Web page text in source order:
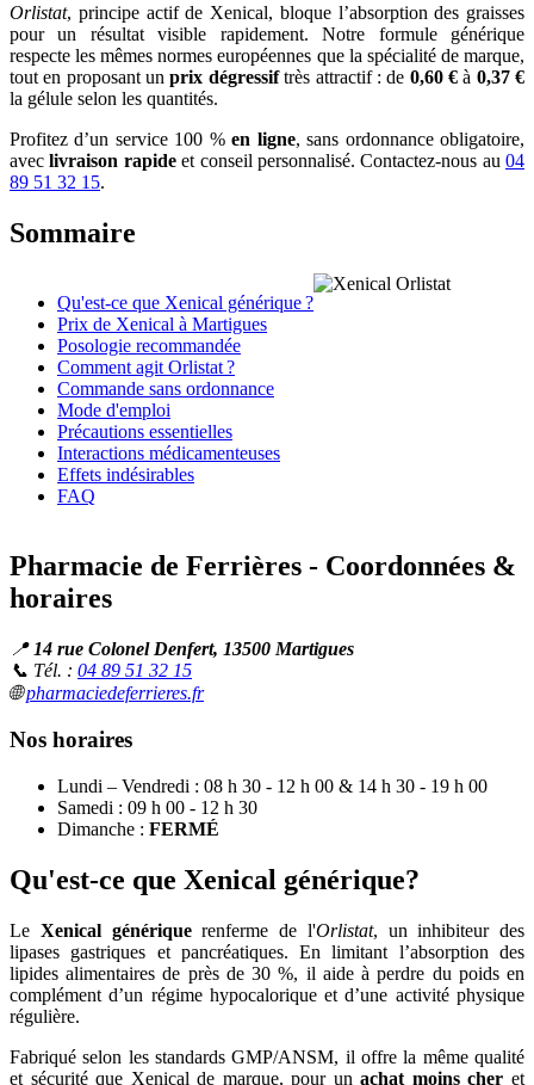
Orlistat, principe actif de Xenical, bloque l’absorption des graisses
pour un résultat visible rapidement. Notre formule générique
respecte les mêmes normes européennes que la spécialité de marque,
tout en proposant unprix dégressiftrès attractif : de 0,60 €à 0,37 €
la gélule selon les quantités.
Profitez d’un service 100 %en ligne, sans ordonnance obligatoire,
aveclivraison rapideet conseil personnalisé. Contactez-nous au 04
89 51 32 15.
Sommaire
Qu'est-ce que Xenical générique ?
Prix de Xenical à Martigues
Posologie recommandée
Comment agit Orlistat ?
Commande sans ordonnance
Mode d'emploi
Précautions essentielles
Interactions médicamenteuses
Effets indésirables
FAQ
Pharmacie de Ferrières - Coordonnées &
horaires
📍 14 rue Colonel Denfert, 13500 Martigues
📞 Tél. : 04 89 51 32 15
🌐pharmaciedeferrieres.fr
Nos horaires
Lundi – Vendredi : 08 h 30 - 12 h 00 & 14 h 30 - 19 h 00
Samedi : 09 h 00 - 12 h 30
Dimanche : FERMÉ
Qu'est-ce que Xenical générique?
Le Xenical génériquerenferme de l'Orlistat, un inhibiteur des
lipases gastriques et pancréatiques. En limitant l’absorption des
lipides alimentaires de près de 30 %, il aide à perdre du poids en
complément d’un régime hypocalorique et d’une activité physique
régulière.
Fabriqué selon les standards GMP/ANSM, il offre la même qualité
et sécurité que Xenical de marque, pour unachat moins cher et